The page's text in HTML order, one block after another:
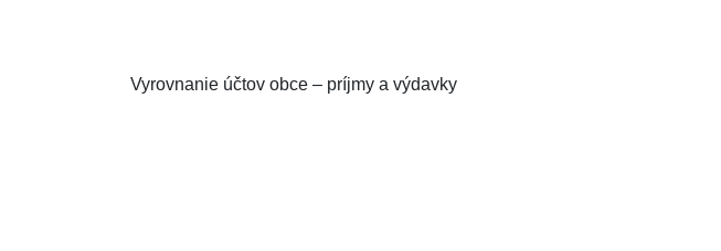
Vyrovnanie účtov obce – príjmy a výdavky